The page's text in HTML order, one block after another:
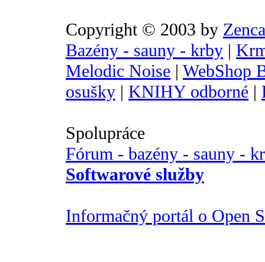
Copyright © 2003 by
Bazény - sauny - krby |
Melodic Noise | WebShop
osušky | KNIHY odborné |
Spolupráce
Fórum - bazény - sauny -
Softwarové služby
Informačný portál o Open